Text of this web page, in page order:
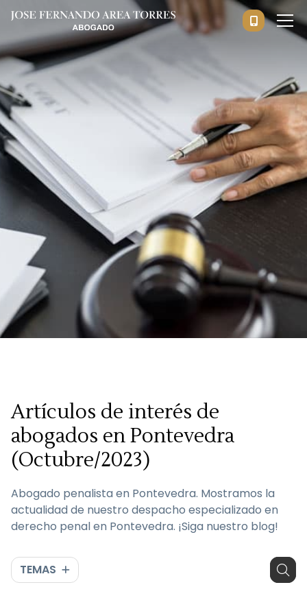
Artículos de interés de
abogados en Pontevedra
(Octubre/2023)
Abogado penalista en Pontevedra. Mostramos la
actualidad de nuestro despacho especializado en
derecho penal en Pontevedra. ¡Siga nuestro blog!
TEMAS